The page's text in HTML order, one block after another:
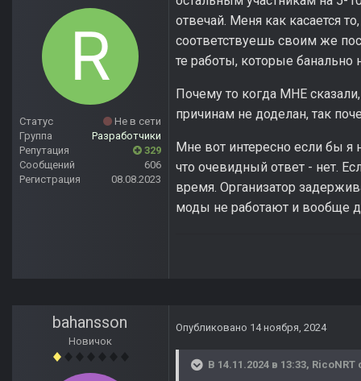
Статус
Не в сети
Группа
Разработчики
Репутация
329
Сообщений
606
Регистрация
08.08.2023
отвечай. Меня как касается
соответствуешь своим же
те работы, которые банально
Почему то когда МНЕ
причинам не доделан, так
Мне вот интересно если бы я
что очевидный ответ - нет.
время. Организатор
моды не работают и вообще
bahansson
Новичок
Опубликовано 14 ноября, 2024
В 14.11.2024 в 13:33, RicoNRT